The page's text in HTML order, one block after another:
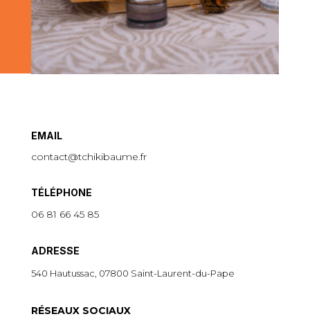
EMAIL
contact@tchikibaume.fr
TÉLÉPHONE
06 81 66 45 85
ADRESSE
540 Hautussac, 07800 Saint-Laurent-du-Pape
RÉSEAUX SOCIAUX